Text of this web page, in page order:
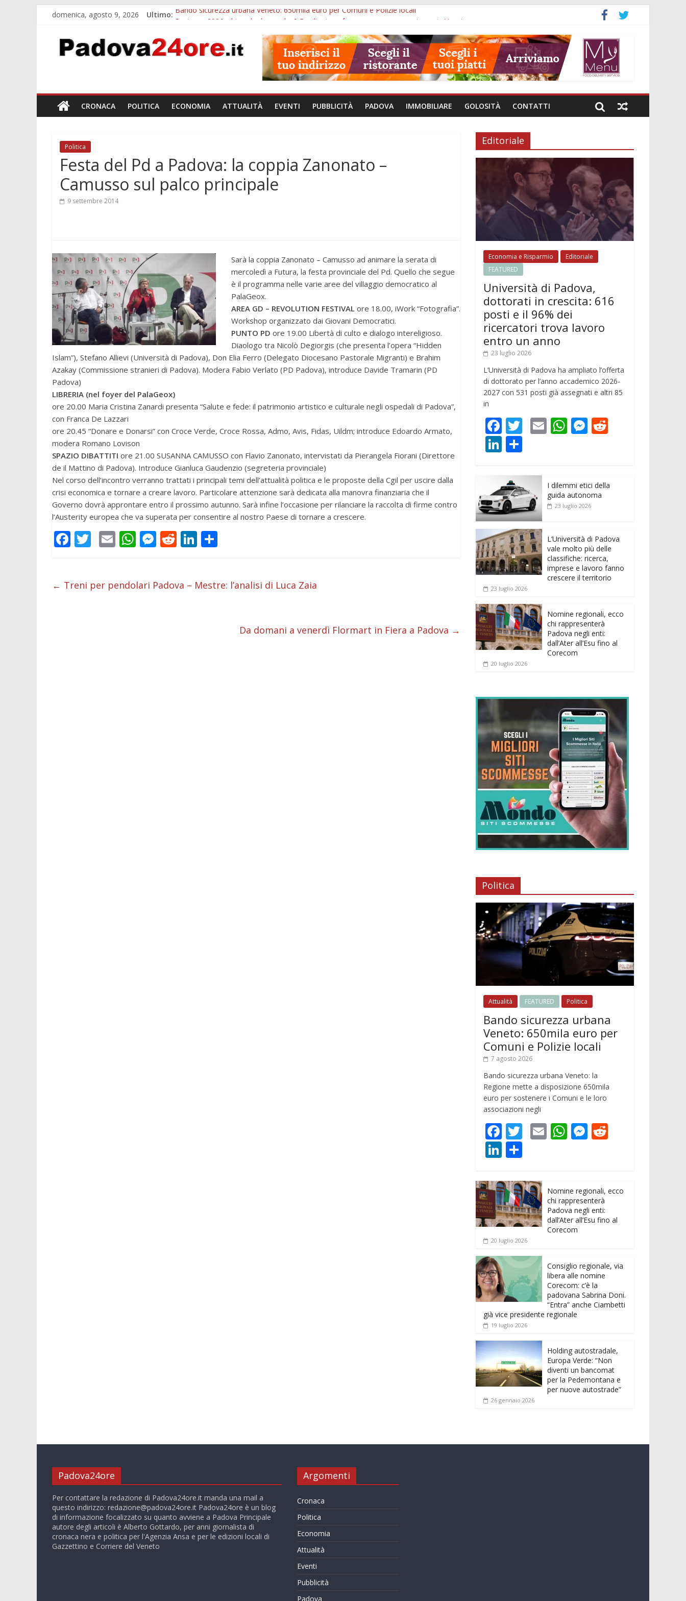
domenica, agosto 9, 2026 Ultimo: Bando sicurezza urbana Veneto: 650mila euro per Comuni e Polizie locali
Calici di Stelle Arzergrande: astronomia, musica e sapori al Casone Azzurro
Notizie di Padova alle ore 10: censimento a Monselice, arresto antidroga e siccità
Notizie di Padova alle ore 23: maltrattamenti, arresto a Limena e progetto Cool Shop
CRONACA POLITICA ECONOMIA ATTUALITÀ EVENTI PUBBLICITÀ PADOVA IMMOBILIARE GOLOSITÀ CONTATTI
Politica
Festa del Pd a Padova: la coppia Zanonato –
Camusso sul palco principale
9 settembre 2014
Sarà la coppia Zanonato – Camusso ad animare la serata di
mercoledì a Futura, la festa provinciale del Pd. Quello che segue
è il programma nelle varie aree del villaggio democratico al
PalaGeox.
AREA GD – REVOLUTION FESTIVAL ore 18.00, iWork “Fotografia”.
Workshop organizzato dai Giovani Democratici.
PUNTO PD ore 19.00 Libertà di culto e dialogo intereligioso.
Diaologo tra Nicolò Degiorgis (che presenta l’opera “Hidden
Islam”), Stefano Allievi (Università di Padova), Don Elia Ferro (Delegato Diocesano Pastorale Migranti) e Brahim
Azakay (Commissione stranieri di Padova). Modera Fabio Verlato (PD Padova), introduce Davide Tramarin (PD
Padova)
LIBRERIA (nel foyer del PalaGeox)
ore 20.00 Maria Cristina Zanardi presenta “Salute e fede: il patrimonio artistico e culturale negli ospedali di Padova”,
con Franca De Lazzari
ore 20.45 “Donare e Donarsi” con Croce Verde, Croce Rossa, Admo, Avis, Fidas, Uildm; introduce Edoardo Armato,
modera Romano Lovison
SPAZIO DIBATTITI ore 21.00 SUSANNA CAMUSSO con Flavio Zanonato, intervistati da Pierangela Fiorani (Direttore
de il Mattino di Padova). Introduce Gianluca Gaudenzio (segreteria provinciale)
Nel corso dell’incontro verranno trattati i principali temi dell’attualità politica e le proposte della Cgil per uscire dalla
crisi economica e tornare a creare lavoro. Particolare attenzione sarà dedicata alla manovra finanziaria che il
Governo dovrà approntare entro il prossimo autunno. Sarà infine l’occasione per rilanciare la raccolta di firme contro
l’Austerity europea che va superata per consentire al nostro Paese di tornare a crescere.
F
b
T
er
E
l
W
s
M
e
R
di
Li
e di
← Treni per pendolari Padova – Mestre: l’analisi di Luca Zaia
Da domani a venerdì Flormart in Fiera a Padova →
Editoriale
Economia e Risparmio
Editoriale
FEATURED
Università di Padova,
dottorati in crescita: 616
posti e il 96% dei
ricercatori trova lavoro
entro un anno
23 luglio 2026
L’Università di Padova ha ampliato l’offerta
di dottorato per l’anno accademico 2026-
2027 con 531 posti già assegnati e altri 85
in
F
ac
e
b
o
o
k
T
er
E W
A
p
M
n
g
t
Li
k
e
dI
n
n
di
vi
di
I dilemmi etici della
guida autonoma
23 luglio 2026
L’Università di Padova
vale molto più delle
classifiche: ricerca,
imprese e lavoro fanno
crescere il territorio
23 luglio 2026
Nomine regionali, ecco
chi rappresenterà
Padova negli enti:
dall’Ater all’Esu fino al
Corecom
20 luglio 2026
Politica
Attualità FEATURED Politica
Bando sicurezza urbana
Veneto: 650mila euro per
Comuni e Polizie locali
7 agosto 2026
Bando sicurezza urbana Veneto: la
Regione mette a disposizione 650mila
euro per sostenere i Comuni e le loro
associazioni negli
F
ac
e
b
o
o
k
T
er
E W
A
p
p
M
n
g
er
t
Li
k
e
dI
n
n
di
vi
di
Nomine regionali, ecco
chi rappresenterà
Padova negli enti:
dall’Ater all’Esu fino al
Corecom
20 luglio 2026
Consiglio regionale, via
libera alle nomine
Corecom: c’è la
padovana Sabrina Doni.
“Entra” anche Ciambetti
già vice presidente regionale
19 luglio 2026
Holding autostradale,
Europa Verde: “Non
diventi un bancomat
per la Pedemontana e
per nuove autostrade”
26 gennaio 2026
Padova24ore
Per contattare la redazione di Padova24ore.it manda una mail a
questo indirizzo: redazione@padova24ore.it Padova24ore è un blog
di informazione focalizzato su quanto avviene a Padova Principale
autore degli articoli è Alberto Gottardo, per anni giornalista di
cronaca nera e politica per l'Agenzia Ansa e per le edizioni locali di
Gazzettino e Corriere del Veneto
Argomenti
Cronaca
Politica
Economia
Attualità
Eventi
Pubblicità
Padova